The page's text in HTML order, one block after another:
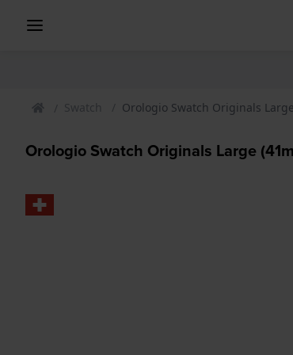
Swatch Orologio Swatch Originals
Orologio Swatch Originals Large